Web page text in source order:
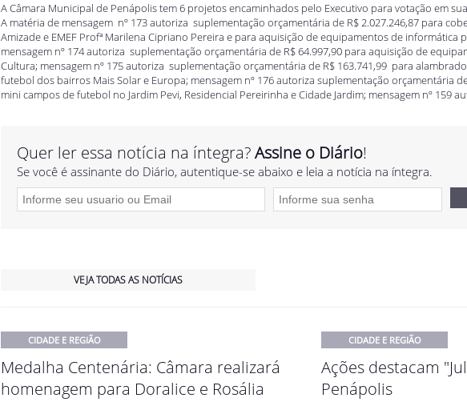
A Câmara Municipal de Penápolis tem 6 projetos encaminhados pelo Executivo para votação em
A matéria de mensagem nº 173 autoriza suplementação orçamentária de R$ 2.027.246,87 para
Amizade e EMEF Profª Marilena Cipriano Pereira e para aquisição de equipamentos de informática
mensagem nº 174 autoriza suplementação orçamentária de R$ 64.997,90 para aquisição de
Cultura; mensagem nº 175 autoriza suplementação orçamentária de R$ 163.741,99 para
futebol dos bairros Mais Solar e Europa; mensagem nº 176 autoriza suplementação orçamentária
mini campos de futebol no Jardim Pevi, Residencial Pereirinha e Cidade Jardim; mensagem nº 159
Quer ler essa notícia na íntegra?Assine o Diário!
Se você é assinante do Diário, autentique-se abaixo e leia a notícia na íntegra.
VEJA TODAS AS NOTÍCIAS
CIDADE E REGIÃO
Medalha Centenária: Câmara realizará
homenagem para Doralice e Rosália
CIDADE E REGIÃO
Ações destacam
Penápolis